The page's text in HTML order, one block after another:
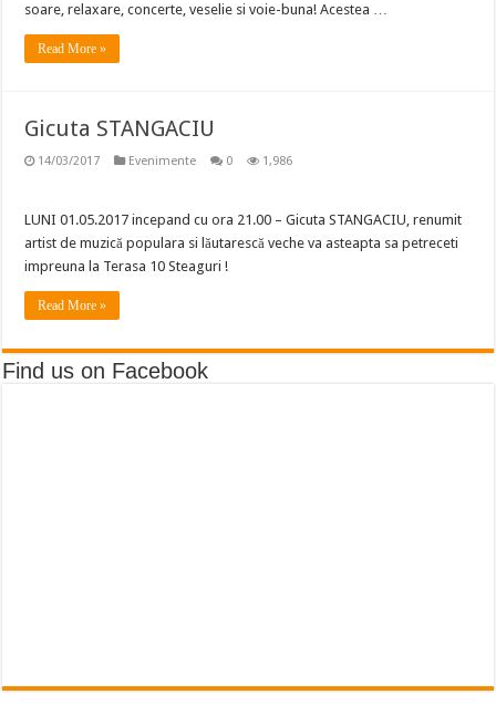
soare, relaxare, concerte, veselie si voie-buna! Acestea …
Read More »
Gicuta STANGACIU
14/03/2017 Evenimente 0 1,986
LUNI 01.05.2017 incepand cu ora 21.00 – Gicuta STANGACIU, renumit
artist de muzică populara si lăutarescă veche va asteapta sa petreceti
impreuna la Terasa 10 Steaguri !
Read More »
Find us on Facebook